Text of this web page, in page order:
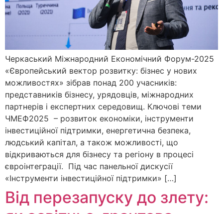
Черкаський Міжнародний Економічний Форум-2025
«Європейський вектор розвитку: бізнес у нових
можливостях» зібрав понад 200 учасників:
представників бізнесу, урядовців, міжнародних
партнерів і експертних середовищ. Ключові теми
ЧМЕФ2025 – розвиток економіки, інструменти
інвестиційної підтримки, енергетична безпека,
людський капітал, а також можливості, що
відкриваються для бізнесу та регіону в процесі
євроінтеграції. Під час панельної дискусії
«Інструменти інвестиційної підтримки» […]
Від перезапуску до злету: